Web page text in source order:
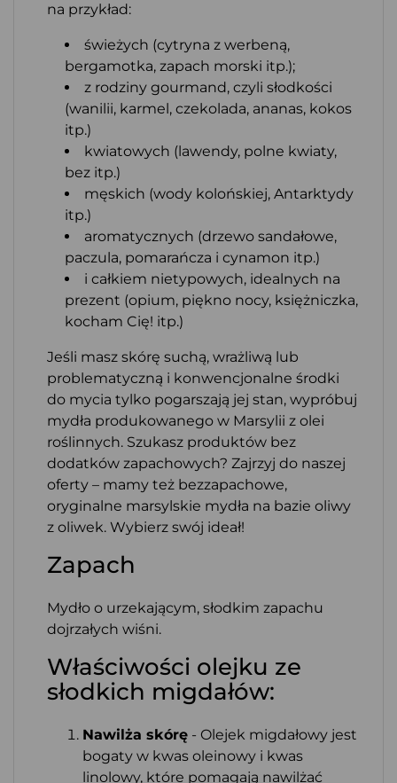
na przykład:
świeżych (cytryna z werbeną,
bergamotka, zapach morski itp.);
z rodziny gourmand, czyli słodkości
(wanilii, karmel, czekolada, ananas, kokos
itp.)
kwiatowych (lawendy, polne kwiaty,
bez itp.)
męskich (wody kolońskiej, Antarktydy
itp.)
aromatycznych (drzewo sandałowe,
paczula, pomarańcza i cynamon itp.)
i całkiem nietypowych, idealnych na
prezent (opium, piękno nocy, księżniczka,
kocham Cię! itp.)
Jeśli masz skórę suchą, wrażliwą lub
problematyczną i konwencjonalne środki
do mycia tylko pogarszają jej stan, wypróbuj
mydła produkowanego w Marsylii z olei
roślinnych. Szukasz produktów bez
dodatków zapachowych? Zajrzyj do naszej
oferty – mamy też bezzapachowe,
oryginalne marsylskie mydła na bazie oliwy
z oliwek. Wybierz swój ideał!
Zapach
Mydło o urzekającym, słodkim zapachu
dojrzałych wiśni.
Właściwości olejku ze
słodkich migdałów:
Nawilża skórę - Olejek migdałowy jest
bogaty w kwas oleinowy i kwas
linolowy, które pomagają nawilżać